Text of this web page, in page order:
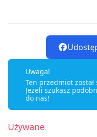
Uwaga!
Ten przedmiot
Jeżeli szukasz
do nas!
Używane